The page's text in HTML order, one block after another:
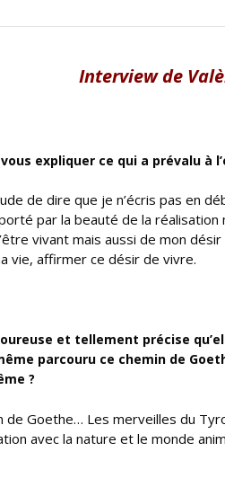
Interview de
expliquer ce qui a prévalu à
de dire que je n’écris pas en
par la beauté de la
vivant mais aussi de mon
vie, affirmer ce désir de vivre.
et tellement précise
parcouru ce chemin de
?
de Goethe… Les merveilles du
avec la nature et le monde